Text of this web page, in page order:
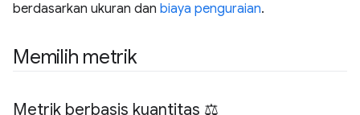
berdasarkan ukuran dan biaya penguraian.
Memilih metrik
Metrik berbasis kuantitas ⚖️